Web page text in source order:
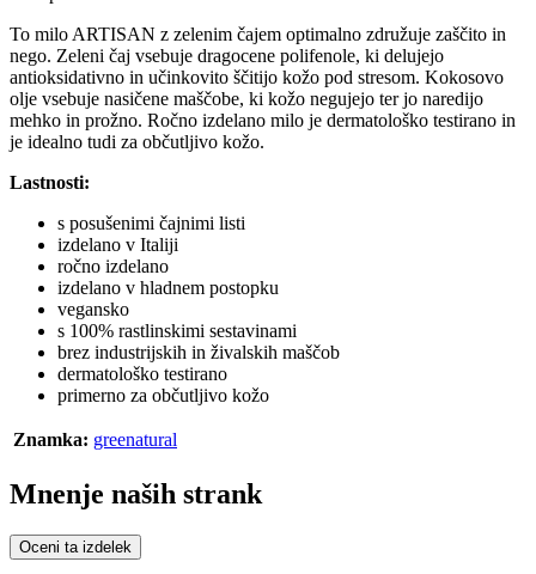
To milo ARTISAN z zelenim čajem optimalno združuje zaščito in
nego. Zeleni čaj vsebuje dragocene polifenole, ki delujejo
antioksidativno in učinkovito ščitijo kožo pod stresom. Kokosovo
olje vsebuje nasičene maščobe, ki kožo negujejo ter jo naredijo
mehko in prožno. Ročno izdelano milo je dermatološko testirano in
je idealno tudi za občutljivo kožo.
Lastnosti:
s posušenimi čajnimi listi
izdelano v Italiji
ročno izdelano
izdelano v hladnem postopku
vegansko
s 100% rastlinskimi sestavinami
brez industrijskih in živalskih maščob
dermatološko testirano
primerno za občutljivo kožo
Znamka: greenatural
Mnenje naših strank
Oceni ta izdelek